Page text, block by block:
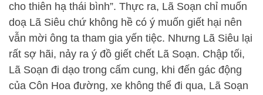
cho thiên hạ thái bình”. Thực ra, Lã Soạn chỉ muốn
doạ Lã Siêu chứ không hề có ý muốn giết hại nên
vẫn mời ông ta tham gia yến tiệc. Nhưng Lã Siêu lại
rất sợ hãi, nảy ra ý đồ giết chết Lã Soạn. Chập tối,
Lã Soạn đi dạo trong cấm cung, khi đến gác động
của Côn Hoa đường, xe không thể đi qua, Lã Soạn